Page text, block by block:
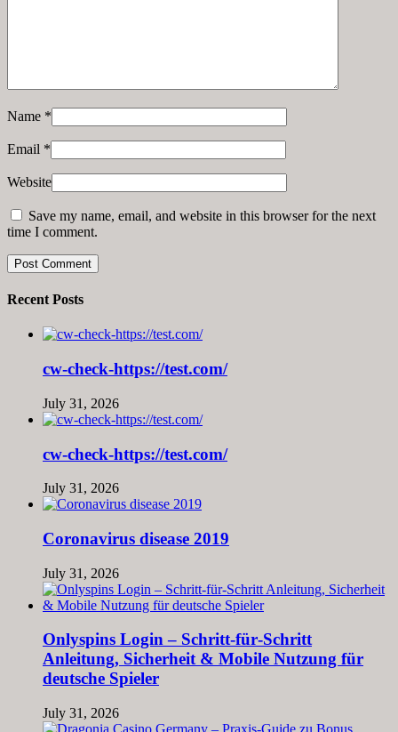
Name *
Email *
Website
Save my name, email, and website in this browser for the next
time I comment.
Recent Posts
cw-check-https://test.com/
July 31, 2026
cw-check-https://test.com/
July 31, 2026
Coronavirus disease 2019
July 31, 2026
Onlyspins Login – Schritt‑für‑Schritt
Anleitung, Sicherheit & Mobile Nutzung für
deutsche Spieler
July 31, 2026